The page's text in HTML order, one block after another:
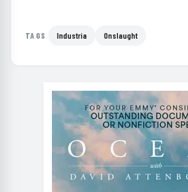
TAGS Industria Onslaught